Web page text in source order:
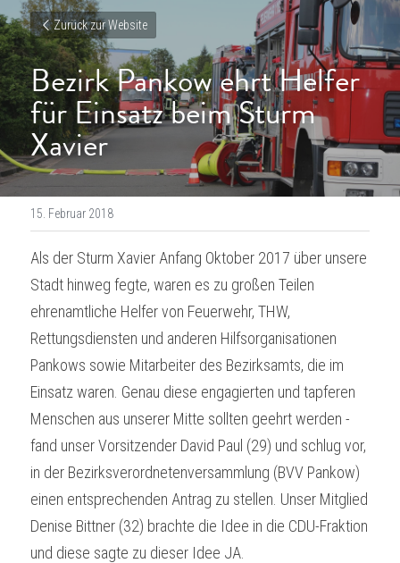
Zurück zur Website
Bezirk Pankow ehrt Helfer
für Einsatz beim Sturm
Xavier
15. Februar 2018
Als der Sturm Xavier Anfang Oktober 2017 über unsere
Stadt hinweg fegte, waren es zu großen Teilen
ehrenamtliche Helfer von Feuerwehr, THW,
Rettungsdiensten und anderen Hilfsorganisationen
Pankows sowie Mitarbeiter des Bezirksamts, die im
Einsatz waren. Genau diese engagierten und tapferen
Menschen aus unserer Mitte sollten geehrt werden -
fand unser Vorsitzender David Paul (29) und schlug vor,
in der Bezirksverordnetenversammlung (BVV Pankow)
einen entsprechenden Antrag zu stellen. Unser Mitglied
Denise Bittner (32) brachte die Idee in die CDU-Fraktion
und diese sagte zu dieser Idee JA.